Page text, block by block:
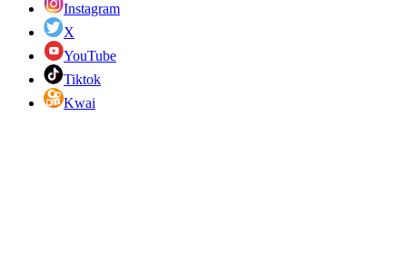
Instagram
X
YouTube
Tiktok
Kwai